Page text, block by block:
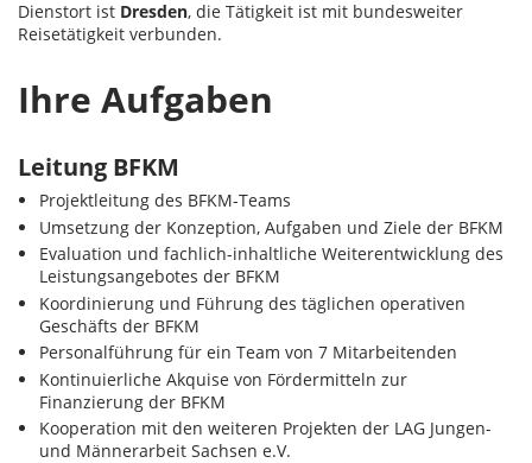
Dienstort ist Dresden, die Tätigkeit ist mit bundesweiter
Reisetätigkeit verbunden.
Ihre Aufgaben
Leitung BFKM
Projektleitung des BFKM-Teams
Umsetzung der Konzeption, Aufgaben und Ziele der BFKM
Evaluation und fachlich-inhaltliche Weiterentwicklung des
Leistungsangebotes der BFKM
Koordinierung und Führung des täglichen operativen
Geschäfts der BFKM
Personalführung für ein Team von 7 Mitarbeitenden
Kontinuierliche Akquise von Fördermitteln zur
Finanzierung der BFKM
Kooperation mit den weiteren Projekten der LAG Jungen-
und Männerarbeit Sachsen e.V.